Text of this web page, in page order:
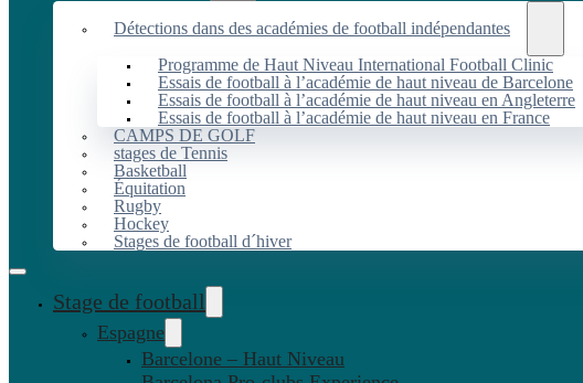
Détections dans des académies de football indépendantes
Programme de Haut Niveau International Football Clinic
Essais de football à l’académie de haut niveau de Barcelone
Essais de football à l’académie de haut niveau en Angleterre
Essais de football à l’académie de haut niveau en France
CAMPS DE GOLF
stages de Tennis
Basketball
Équitation
Rugby
Hockey
Stages de football d´hiver
Stage de football
Espagne
Barcelone – Haut Niveau